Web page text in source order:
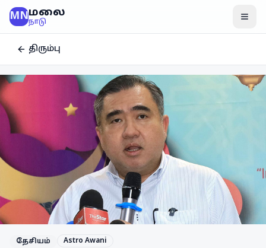
MNமலை
நாடு
திரும்பு
தேசியம் Astro Awani